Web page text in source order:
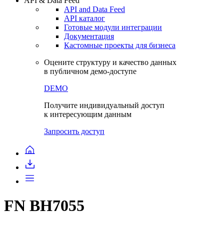
API and Data Feed
API каталог
Готовые модули интеграции
Документация
Кастомные проекты для бизнеса
Оцените структуру и качество данных
в публичном демо-доступе
DEMO
Получите индивидуальный доступ
к интересующим данным
Запросить доступ
FN BH7055